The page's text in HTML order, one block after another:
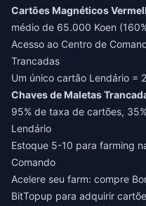
Cartões Magnéticos
médio de 65.000 Koen
Acesso ao Centro de
Trancadas
Um único cartão Lendário =
Chaves de Maletas
95% de taxa de cartões,
Lendário
Estoque 5-10 para farming
Comando
Acelere seu farm: compre
BitTopup para adquirir